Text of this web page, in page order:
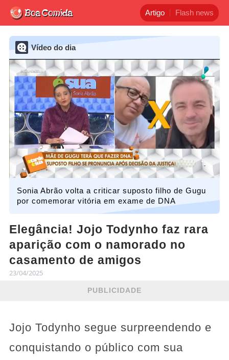
Artigo Flash news
Vídeo do dia
Sonia Abrão volta a criticar suposto filho de Gugu
por comemorar vitória em exame de DNA
Elegância! Jojo Todynho faz rara
aparição com o namorado no
casamento de amigos
23/04/2025
PUBLICIDADE
Jojo Todynho segue surpreendendo e
conquistando o público com sua